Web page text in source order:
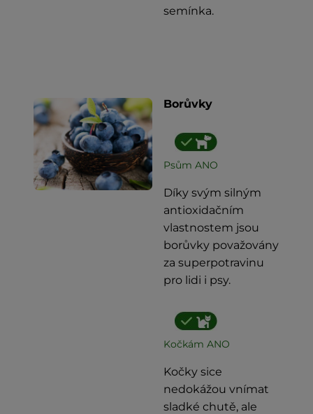
semínka.
Borůvky
Psům ANO
Díky svým silným
antioxidačním
vlastnostem jsou
borůvky považovány
za superpotravinu
pro lidi i psy.
Kočkám ANO
Kočky sice
nedokážou vnímat
sladké chutě, ale